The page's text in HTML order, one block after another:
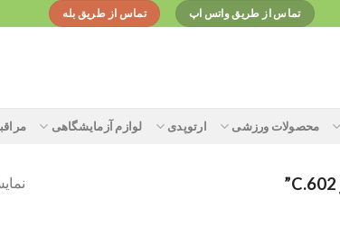
تماس از طریق واتس اپ تماس از طریق بله
محصولات ورزشی ارتوپدی لوازم آزمایشگاهی